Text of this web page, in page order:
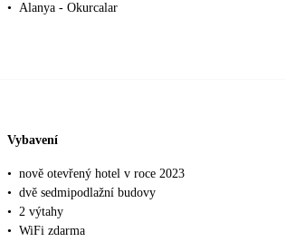
• Alanya - Okurcalar
Vybavení
• nově otevřený hotel v roce 2023
• dvě sedmipodlažní budovy
• 2 výtahy
• WiFi zdarma